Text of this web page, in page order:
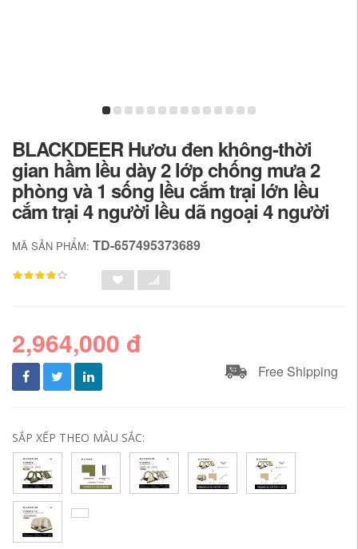
BLACKDEER Hươu đen không-thời
gian hầm lều dày 2 lớp chống mưa 2
phòng và 1 sống lều cắm trại lớn lều
cắm trại 4 người lều dã ngoại 4 người
MÃ SẢN PHẨM: TD-657495373689
2,964,000 đ
Free Shipping
SẮP XẾP THEO MÀU SẮC: